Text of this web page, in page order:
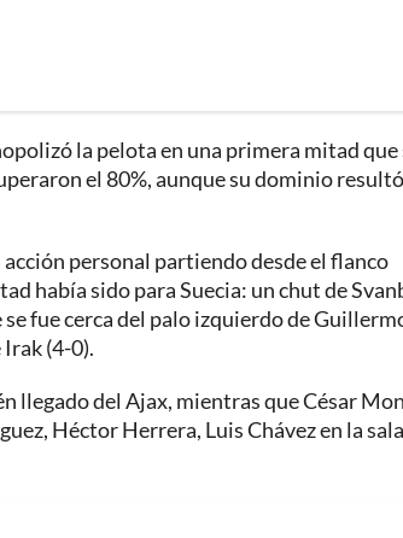
la pelota en una primera mitad que
el 80%, aunque su dominio resultó
personal partiendo desde el flanco
había sido para Suecia: un chut de
fue cerca del palo izquierdo de
(4-0).
llegado del Ajax, mientras que César
Héctor Herrera, Luis Chávez en la